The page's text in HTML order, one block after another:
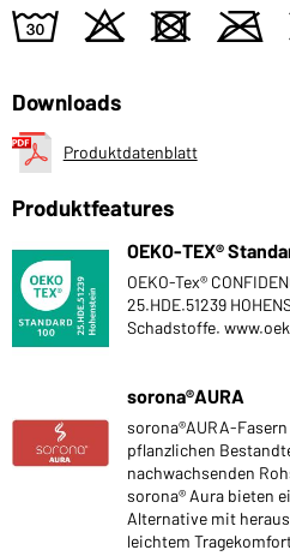
w o d m
Downloads
Produktdatenblatt
Produktfeatures
OEKO-TEX®
OEKO-Tex®
25.HDE.51239
Schadstoffe.
sorona®AURA
sorona®AURA-
pflanzlichen
nachwachsenden
sorona® Aura bieten
Alternative mit
leichtem